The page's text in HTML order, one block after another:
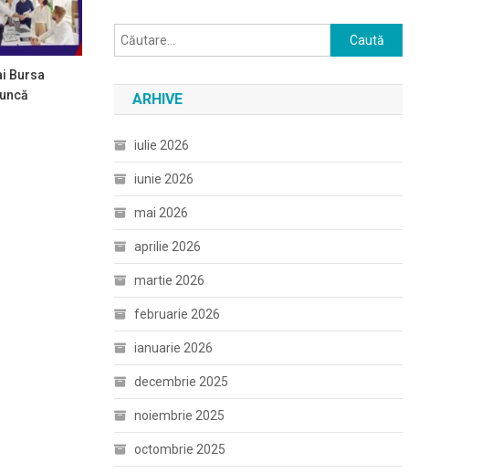
Bursa
Caută
după:
ARHIVE
iulie 2026
iunie 2026
mai 2026
aprilie 2026
martie 2026
februarie 2026
ianuarie 2026
decembrie 2025
noiembrie 2025
octombrie 2025